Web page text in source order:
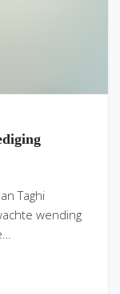
Taghi
wending